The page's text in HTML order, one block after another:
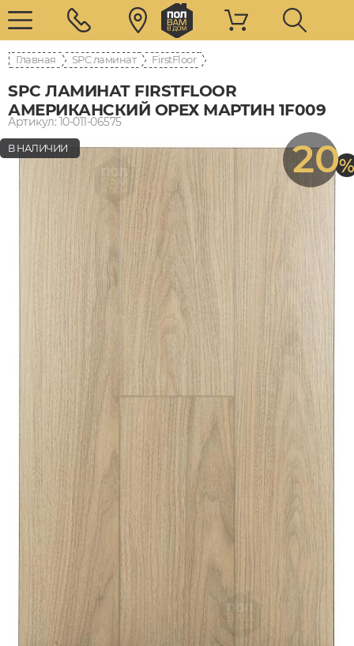
Главная SPC ламинат FirstFloor
SPC ЛАМИНАТ FIRSTFLOOR
АМЕРИКАНСКИЙ ОРЕХ МАРТИН 1F009
Артикул: 10-011-06575
20%
В НАЛИЧИИ